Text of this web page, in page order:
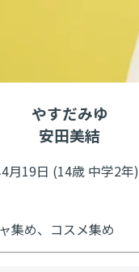
やすだみゆ
安田美結
月19日 (14歳 中学2年)
集め、コスメ集め